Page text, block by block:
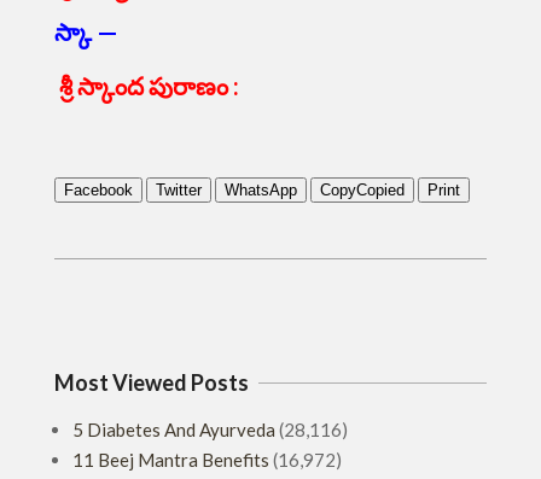
స్కా —
శ్రీ స్కాంద పురాణం :
Facebook Twitter WhatsApp CopyCopied Print
Most Viewed Posts
5 Diabetes And Ayurveda (28,116)
11 Beej Mantra Benefits (16,972)